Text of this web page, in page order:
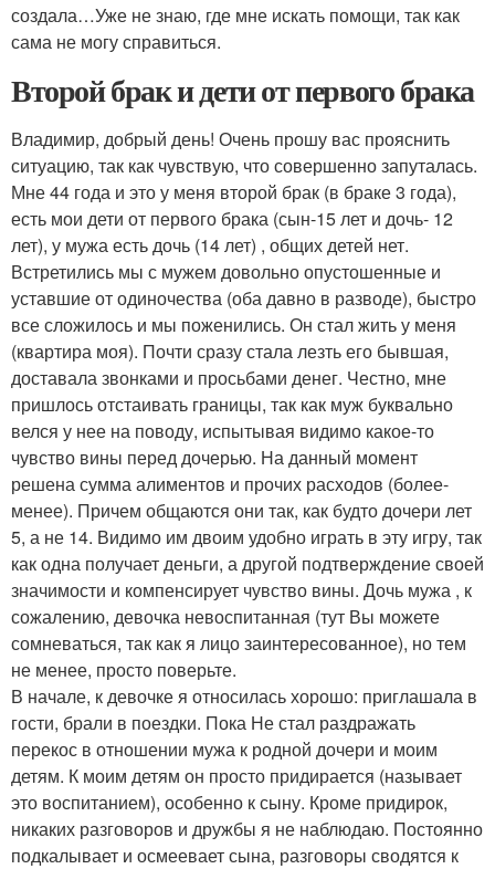
создала…Уже не знаю, где мне искать помощи, так как
сама не могу справиться.
Второй брак и дети от первого брака
Владимир, добрый день! Очень прошу вас прояснить
ситуацию, так как чувствую, что совершенно запуталась.
Мне 44 года и это у меня второй брак (в браке 3 года),
есть мои дети от первого брака (сын-15 лет и дочь- 12
лет), у мужа есть дочь (14 лет) , общих детей нет.
Встретились мы с мужем довольно опустошенные и
уставшие от одиночества (оба давно в разводе), быстро
все сложилось и мы поженились. Он стал жить у меня
(квартира моя). Почти сразу стала лезть его бывшая,
доставала звонками и просьбами денег. Честно, мне
пришлось отстаивать границы, так как муж буквально
велся у нее на поводу, испытывая видимо какое-то
чувство вины перед дочерью. На данный момент
решена сумма алиментов и прочих расходов (более-
менее). Причем общаются они так, как будто дочери лет
5, а не 14. Видимо им двоим удобно играть в эту игру, так
как одна получает деньги, а другой подтверждение своей
значимости и компенсирует чувство вины. Дочь мужа , к
сожалению, девочка невоспитанная (тут Вы можете
сомневаться, так как я лицо заинтересованное), но тем
не менее, просто поверьте.
В начале, к девочке я относилась хорошо: приглашала в
гости, брали в поездки. Пока Не стал раздражать
перекос в отношении мужа к родной дочери и моим
детям. К моим детям он просто придирается (называет
это воспитанием), особенно к сыну. Кроме придирок,
никаких разговоров и дружбы я не наблюдаю. Постоянно
подкалывает и осмеевает сына, разговоры сводятся к